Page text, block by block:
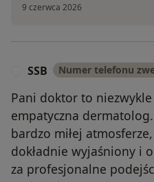
9 czerwca 2026
SSB Numer telefonu
Pani doktor to
empatyczna
bardzo miłej
dokładnie wyjaśniony i
za profesjonalne